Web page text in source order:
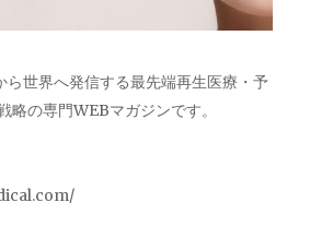
ら世界へ発信する最先端再生医療・予
略の専門WEBマガジンです。